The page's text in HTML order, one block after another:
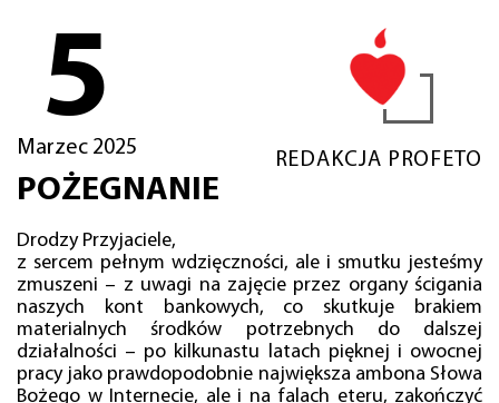
5
Marzec 2025
REDAKCJA PROFETO
POŻEGNANIE
Drodzy Przyjaciele,
z sercem pełnym wdzięczności, ale i smutku jesteśmy
zmuszeni – z uwagi na zajęcie przez organy ścigania
naszych kont bankowych, co skutkuje brakiem
materialnych środków potrzebnych do dalszej
działalności – po kilkunastu latach pięknej i owocnej
pracy jako prawdopodobnie największa ambona Słowa
Bożego w Internecie, ale i na falach eteru, zakończyć